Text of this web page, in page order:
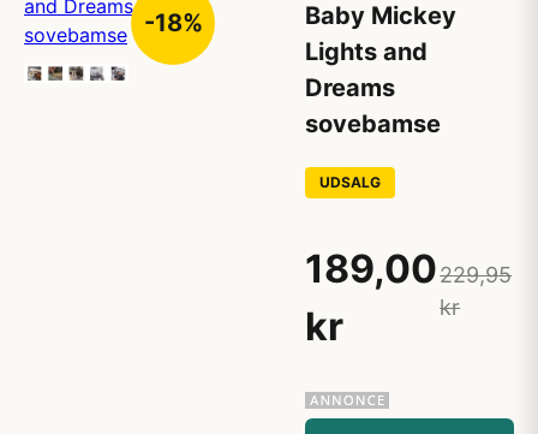
-18%
Baby Mickey
Lights and
Dreams
sovebamse
UDSALG
189,00
kr
229,95
kr